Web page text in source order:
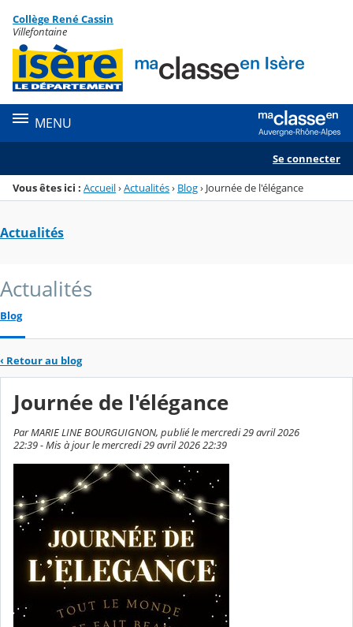
Menu de la rubrique
Contenu
Collège René Cassin
Villefontaine
MENU
Se connecter
Vous êtes ici : Accueil›Actualités› Blog› Journée de l'élégance
Actualités
Actualités
Blog
‹ Retour au blog
Journée de l'élégance
Par MARIE LINE BOURGUIGNON, publié le mercredi 29 avril 2026
22:39 - Mis à jour le mercredi 29 avril 2026 22:39